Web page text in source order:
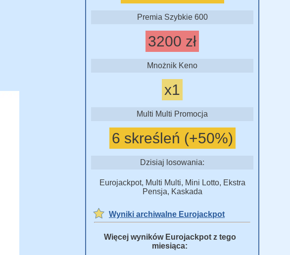
Premia Szybkie 600
3200 zł
Mnożnik Keno
x1
Multi Multi Promocja
6 skreśleń (+50%)
Dzisiaj losowania:
Eurojackpot, Multi Multi, Mini Lotto, Ekstra
Pensja, Kaskada
Wyniki archiwalne Eurojackpot
Więcej wyników Eurojackpot z tego
miesiąca: